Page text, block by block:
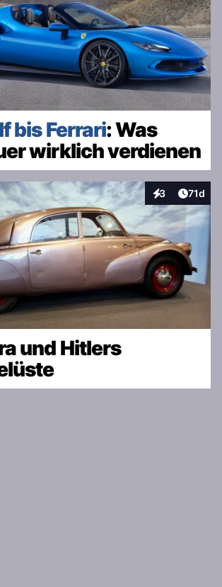
bis Ferrari: Was
wirklich verdienen
3
Interaktionen
Artikel
71d
und Hitlers